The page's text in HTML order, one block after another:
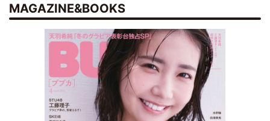
MAGAZINE&BOOKS